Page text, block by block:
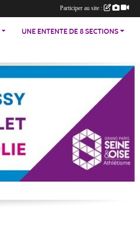
UNE ENTENTE DE 8 SECTIONS
Participer au site :